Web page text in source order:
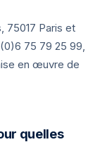
75017 Paris et
75 79 25 99,
en œuvre de
quelles